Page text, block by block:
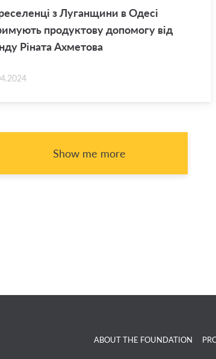
з Луганщини в Одесі
продуктову допомогу від
Ріната Ахметова
Show me more
ABOUT THE FOUNDATION